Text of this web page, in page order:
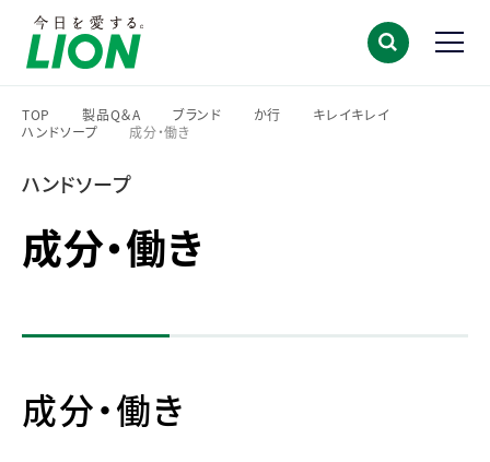
TOP
>
製品Q＆A
>
ブランド
か行
キレイキレイ
ハンドソープ
成分・働き
ハンドソープ
成分・働き
成分・働き